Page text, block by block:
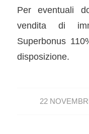
Per eventuali
vendita di
Superbonus
disposizione.
22 /